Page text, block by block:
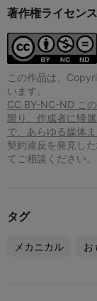
著作権ライセンス
この作品は、
います。
CC BY-NC-ND こ
限り、作成者に帰
で、あらゆる媒体
契約違反を発見し
てご相談ください。
タグ
メカニカル お